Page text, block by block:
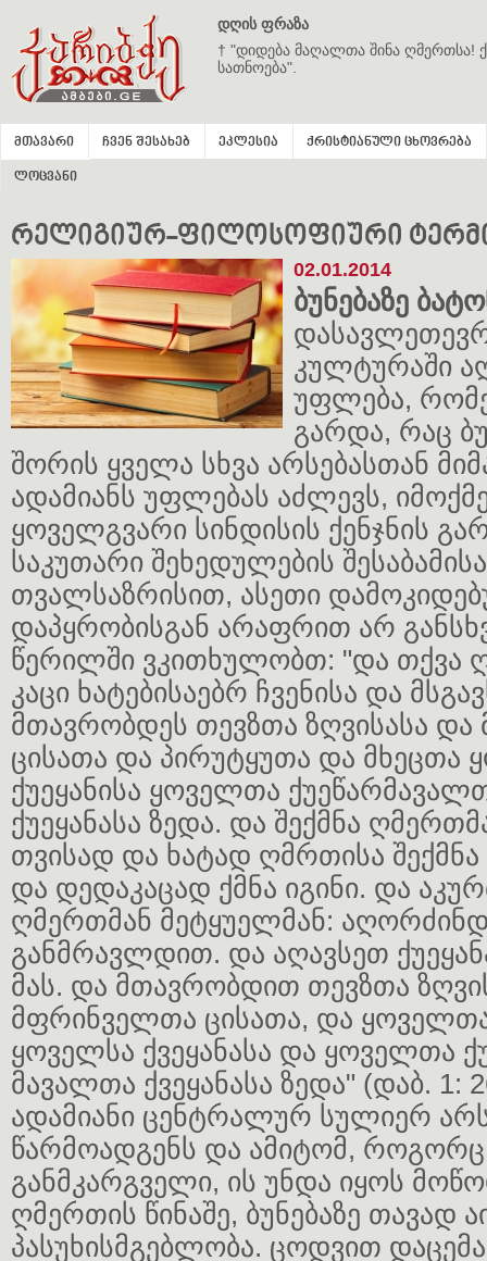
დღის ფრაზა
† "დიდება მაღალთა შინა ღმერთსა!
სათნოება".
მთავარი ჩვენ შესახებ ეკლესია ქრისტიანული ცხოვრება
ლოცვანი
რელიგიურ-ფილოსოფიური
02.01.2014
ბუნებაზე
კულტურაში
უფლება,
გარდა, რაც
შორის ყველა სხვა არსებასთან
ადამიანს უფლებას აძლევს,
ყოველგვარი სინდისის ქენჯნის
საკუთარი შეხედულების
თვალსაზრისით, ასეთი
დაპყრობისგან არაფრით არ
წერილში ვკითხულობთ: "და თქვა
კაცი ხატებისაებრ ჩვენისა და
მთავრობდეს თევზთა ზღვისასა
ცისათა და პირუტყუთა და მხეცთა
ქუეყანისა ყოველთა
ქუეყანასა ზედა. და შექმნა
თვისად და ხატად ღმრთისა შექმნა
და დედაკაცად ქმნა იგინი. და
ღმერთმან მეტყუელმან:
განმრავლდით. და აღავსეთ
მას. და მთავრობდით თევზთა
მფრინველთა ცისათა, და
ყოველსა ქვეყანასა და ყოველთა
მავალთა ქვეყანასა ზედა" (დაბ. 1:
ადამიანი ცენტრალურ სულიერ
წარმოადგენს და ამიტომ,
განმკარგველი, ის უნდა იყოს
ღმერთის წინაშე, ბუნებაზე თავად
პასუხისმგებლობა. ცოდვით